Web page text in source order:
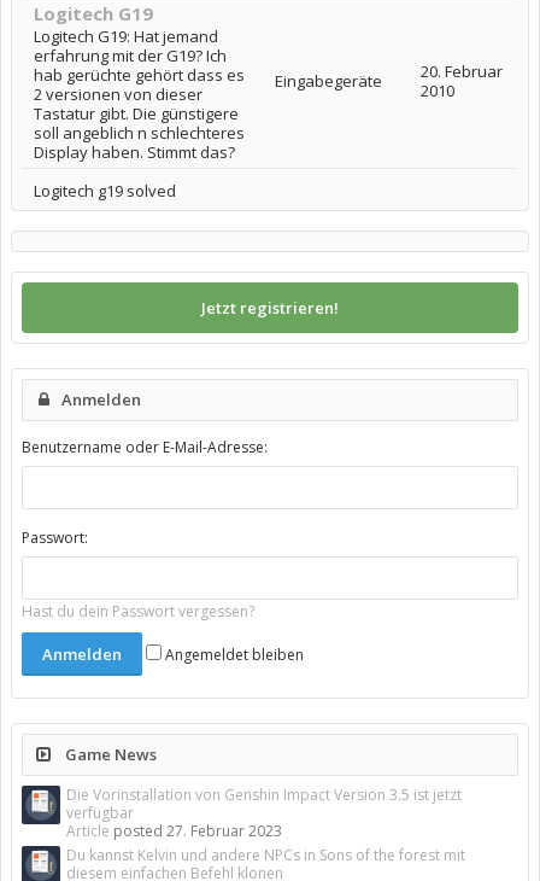
Logitech G19
Logitech G19: Hat jemand
erfahrung mit der G19? Ich
hab gerüchte gehört dass es
2 versionen von dieser
Tastatur gibt. Die günstigere
soll angeblich n schlechteres
Display haben. Stimmt das?
Eingabegeräte
20. Februar
2010
Logitech g19 solved
Jetzt registrieren!
Anmelden
Benutzername oder E-Mail-Adresse:
Passwort:
Hast du dein Passwort vergessen?
Angemeldet bleiben
Game News
Die Vorinstallation von Genshin Impact Version 3.5 ist jetzt
verfügbar
Article posted 27. Februar 2023
Du kannst Kelvin und andere NPCs in Sons of the forest mit
diesem einfachen Befehl klonen